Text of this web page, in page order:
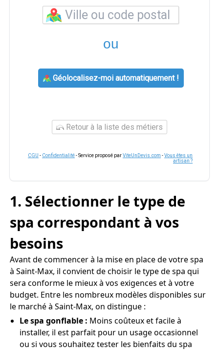
ou
Géolocalisez-moi automatiquement !
Retour à la liste des métiers
CGU - Confidentialité- Service proposé parViteUnDevis.com -Vous êtes un
artisan ?
1. Sélectionner le type de
spa correspondant à vos
besoins
Avant de commencer à la mise en place de votre spa
à Saint-Max, il convient de choisir le type de spa qui
sera conforme le mieux à vos exigences et à votre
budget. Entre les nombreux modèles disponibles sur
le marché à Saint-Max, on distingue :
Le spa gonflable : Moins coûteux et facile à
installer, il est parfait pour un usage occasionnel
ou si vous souhaitez tester les bienfaits du spa